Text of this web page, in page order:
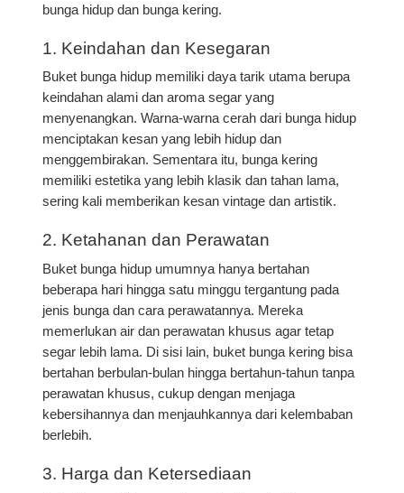
bunga hidup dan bunga kering.
1. Keindahan dan Kesegaran
Buket bunga hidup memiliki daya tarik utama berupa
keindahan alami dan aroma segar yang
menyenangkan. Warna-warna cerah dari bunga hidup
menciptakan kesan yang lebih hidup dan
menggembirakan. Sementara itu, bunga kering
memiliki estetika yang lebih klasik dan tahan lama,
sering kali memberikan kesan vintage dan artistik.
2. Ketahanan dan Perawatan
Buket bunga hidup umumnya hanya bertahan
beberapa hari hingga satu minggu tergantung pada
jenis bunga dan cara perawatannya. Mereka
memerlukan air dan perawatan khusus agar tetap
segar lebih lama. Di sisi lain, buket bunga kering bisa
bertahan berbulan-bulan hingga bertahun-tahun tanpa
perawatan khusus, cukup dengan menjaga
kebersihannya dan menjauhkannya dari kelembaban
berlebih.
3. Harga dan Ketersediaan